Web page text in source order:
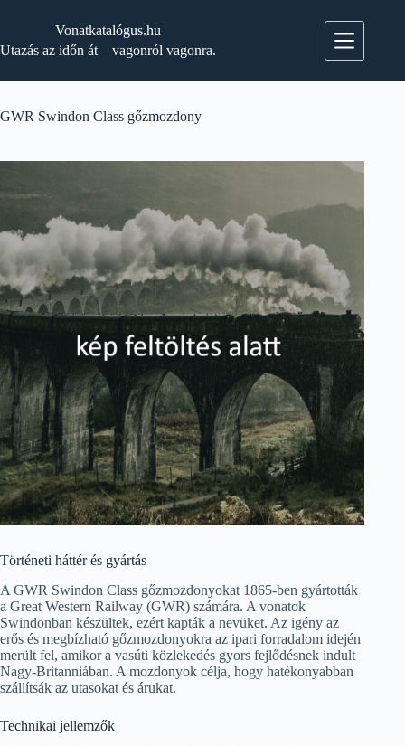
Vonatkatalógus.hu
Utazás az időn át – vagonról vagonra.
GWR Swindon Class gőzmozdony
Történeti háttér és gyártás
A GWR Swindon Class gőzmozdonyokat 1865-ben gyártották
a Great Western Railway (GWR) számára. A vonatok
Swindonban készültek, ezért kapták a nevüket. Az igény az
erős és megbízható gőzmozdonyokra az ipari forradalom idején
merült fel, amikor a vasúti közlekedés gyors fejlődésnek indult
Nagy-Britanniában. A mozdonyok célja, hogy hatékonyabban
szállítsák az utasokat és árukat.
Technikai jellemzők